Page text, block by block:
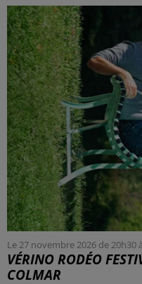
Le 27 novembre 2026 de 20h30
VÉRINO RODÉO
COLMAR